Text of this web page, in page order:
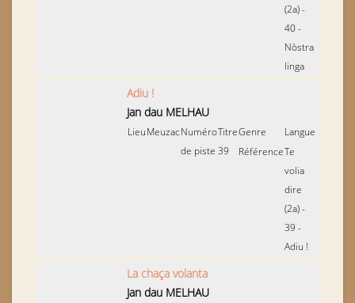
(2a) -
40 -
Nòstra
linga
Adiu !
Jan dau MELHAU
LieuMeuzacNuméro
de piste
Titre
39
Genre
Langue
RéférenceTe
volia
dire
(2a) -
39 -
Adiu !
La chaça volanta
Jan dau MELHAU